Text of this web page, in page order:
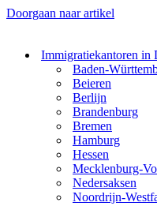
Doorgaan naar artikel
Immigratiekantoren in
Baden-
Beieren
Berlijn
Brandenburg
Bremen
Hamburg
Hessen
Mecklenburg-
Nedersaksen
Noordrijn-